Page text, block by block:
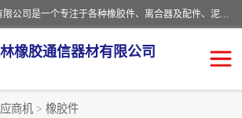
河南大林橡胶通信器材有限公司是一个专注于各种橡胶件、离合器及配件、泥浆泵及配件等产品设计制造和加工的企业。产品应用于矿山、冶金、石油、钢铁、化工、水泥、船舶、造纸、通用机械等各种大功率机械传动或制动装置。
橡胶通信器材有限公司
商机 > 橡胶件